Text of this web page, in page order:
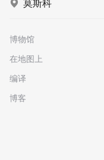
莫斯科
博物馆
在地图上
编译
博客